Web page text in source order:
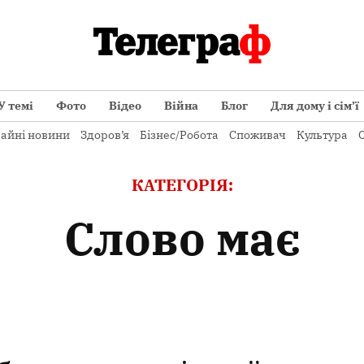
темі Фото Відео Війна Блог Для дому і сім’ї
новини Здоров’я Бізнес/Робота Споживач Культура
КАТЕГОРІЯ:
Слово має